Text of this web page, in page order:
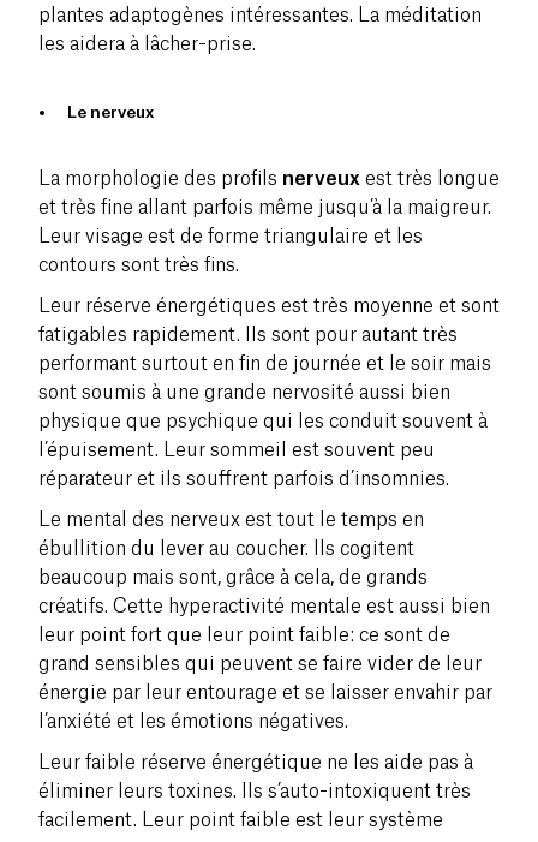
plantes adaptogènes intéressantes. La méditation
les aidera à lâcher-prise.
Le nerveux
La morphologie des profils nerveux est très
longue
et très fine allant parfois même jusqu’à la maigreur.
Leur visage est de forme triangulaire et les
contours sont très fins.
Leur réserve énergétiques est très moyenne et sont
fatigables rapidement. Ils sont pour autant très
performant surtout en fin de journée et le soir mais
sont soumis à une grande nervosité aussi bien
physique que psychique qui les conduit souvent à
l’épuisement. Leur sommeil est souvent peu
réparateur et ils souffrent parfois d’insomnies.
Le mental des nerveux est tout le temps en
ébullition du lever au coucher. Ils cogitent
beaucoup mais sont, grâce à cela, de grands
créatifs. Cette hyperactivité mentale est aussi bien
leur point fort que leur point faible: ce sont de
grand sensibles qui peuvent se faire vider de leur
énergie par leur entourage et se laisser envahir par
l’anxiété et les émotions négatives.
Leur faible réserve énergétique ne les aide pas à
éliminer leurs toxines. Ils s’auto-intoxiquent très
facilement. Leur point faible est leur système